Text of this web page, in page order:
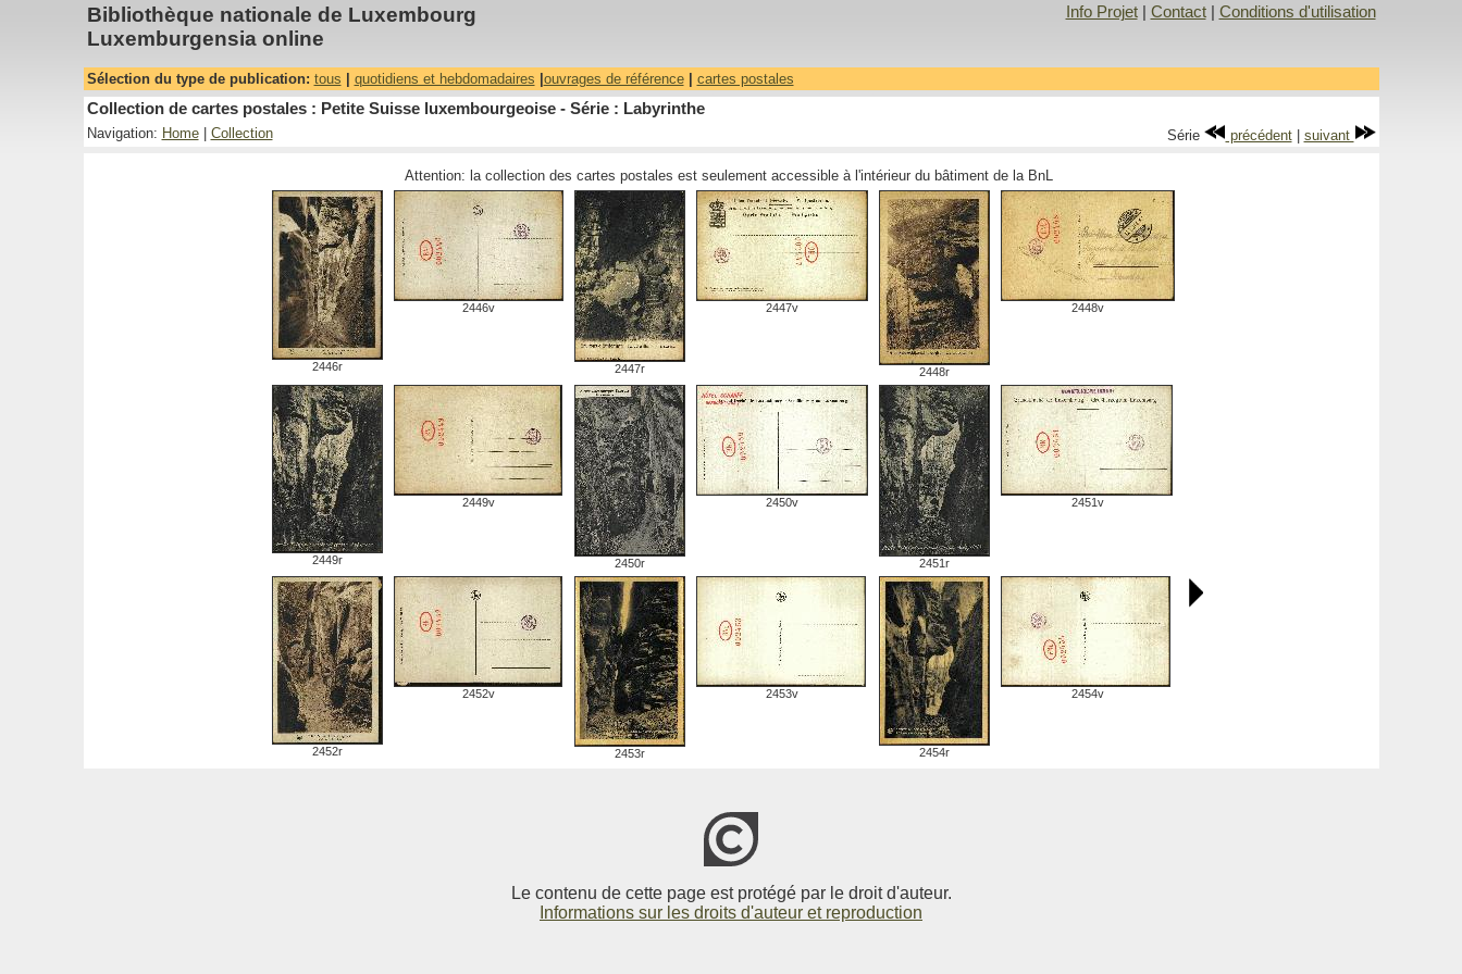
Bibliothèque nationale de Luxembourg
Luxemburgensia online
Info Projet| Contact| Conditions d'utilisation
Sélection du type de publication: tous quotidiens et hebdomadaires ouvrages de référence| cartes postales
Collection de cartes postales : Petite Suisse luxembourgeoise - Série : Labyrinthe
Navigation: Home| Collection Série précédent| suivant
Attention: la collection des cartes postales est seulement accessible à l'intérieur du bâtiment de la BnL
2446r
2446v
2447r
2447v
2448r
2448v
2449r
2449v
2450r
2450v
2451r
2451v
2452r
2452v
2453r
2453v
2454r
2454v
Le contenu de cette page est protégé par le droit d'auteur.
Informations sur les droits d'auteur et reproduction